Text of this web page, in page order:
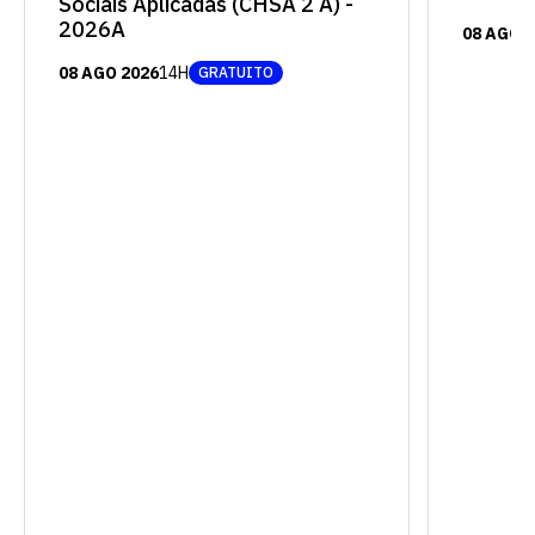
2026A
08 AGO 202614H GRATUITO
08 AGO